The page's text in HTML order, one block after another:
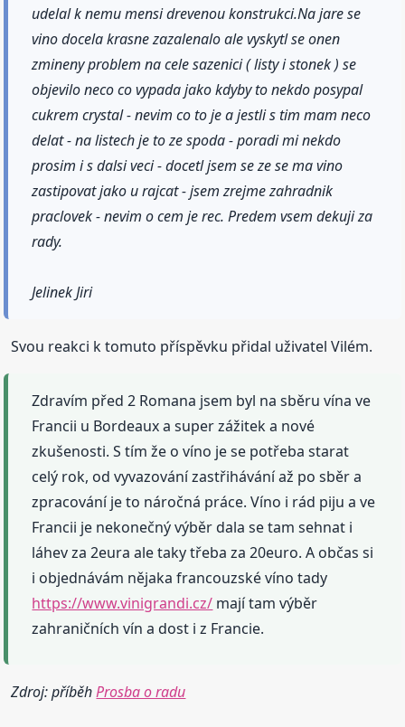
udelal k nemu mensi drevenou konstrukci.Na jare se
vino docela krasne zazalenalo ale vyskytl se onen
zmineny problem na cele sazenici ( listy i stonek ) se
objevilo neco co vypada jako kdyby to nekdo posypal
cukrem crystal - nevim co to je a jestli s tim mam neco
delat - na listech je to ze spoda - poradi mi nekdo
prosim i s dalsi veci - docetl jsem se ze se ma vino
zastipovat jako u rajcat - jsem zrejme zahradnik
praclovek - nevim o cem je rec. Predem vsem dekuji za
rady.
Jelinek Jiri
Svou reakci k tomuto příspěvku přidal uživatel Vilém.
Zdravím před 2 Romana jsem byl na sběru vína ve
Francii u Bordeaux a super zážitek a nové
zkušenosti. S tím že o víno je se potřeba starat
celý rok, od vyvazování zastřihávání až po sběr a
zpracování je to náročná práce. Víno i rád piju a ve
Francii je nekonečný výběr dala se tam sehnat i
láhev za 2eura ale taky třeba za 20euro. A občas si
i objednávám nějaka francouzské víno tady
https://www.vinigrandi.cz/ mají tam výběr
zahraničních vín a dost i z Francie.
Zdroj: příběhProsba o radu